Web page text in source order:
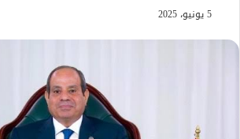
5 يونيو، 2025